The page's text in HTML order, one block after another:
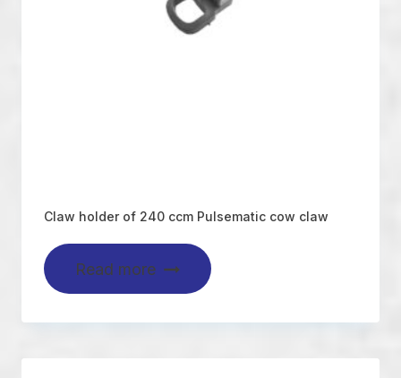
Claw holder of 240 ccm Pulsematic cow claw
Read more